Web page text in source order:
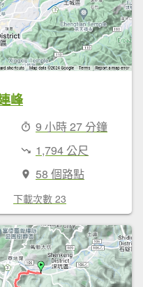
峰
9 小時 27 分鐘
1,794 公尺
58 個路點
下載次數 23